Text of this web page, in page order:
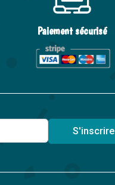
Paiement sécurisé
S'inscrire